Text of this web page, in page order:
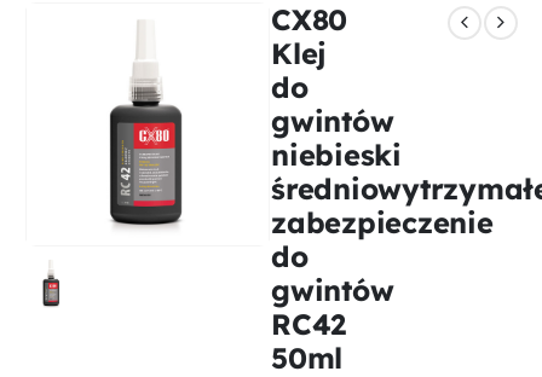
CX80
Klej
do
gwintów
niebieski
zabezpieczenie
do
gwintów
RC42
50ml